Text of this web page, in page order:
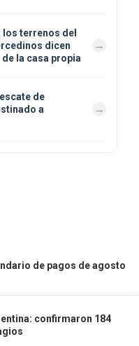
los terrenos del
dicen
la casa propia
de
a
de pagos de agosto
confirmaron 184